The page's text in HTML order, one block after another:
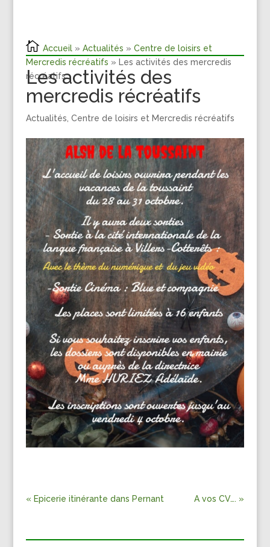
Accueil» Actualités » Centre de loisirs et
Mercredis récréatifs » Les activités des mercredis
récréatifs
Les activités des
mercredis récréatifs
Actualités Centre de loisirs et Mercredis récréatifs
« Epicerie itinérante dans Pernant A vos CV…. »